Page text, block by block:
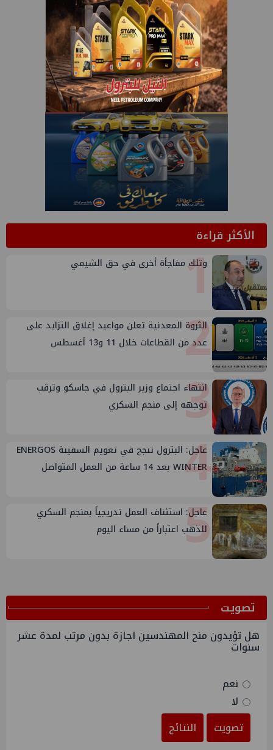
الأكثر قراءة1
وتلك مفاجأة أخرى في حق الشيمي
2
الثروة المعدنية تعلن مواعيد إغلاق التزايد على
عدد من القطاعات خلال 11 و13 أغسطس
3
انتهاء اجتماع وزير البترول في جاسكو وترقب
توجهه إلى منجم السكري
4
عاجل: البترول تنجح في تعويم السفينة ENERGOS
WINTER بعد 14 ساعة من العمل المتواصل
5
عاجل: استئناف العمل تدريجياً بمنجم السكري
للذهب اعتباراً من مساء اليوم
ﺗﺼﻮﻳﺖ
هل تؤيدون منح المهندسين اجازة بدون مرتب لمدة عشر
سنوات
نعم
لا
تصويت
النتائج